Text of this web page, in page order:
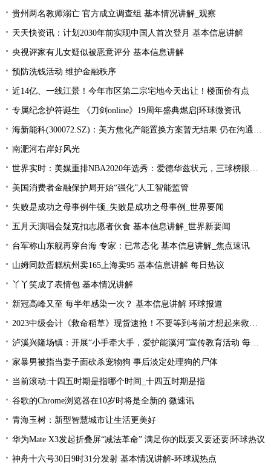
贵州两名教师溺亡 官方成立调查组 基本情况讲解_观察
天天快资讯：计划2030年前实现中国人首次登月 基本信息讲解
央视评家有儿女疑似被恶意评分 基本信息讲解
预防洗钱活动 维护金融秩序
近14亿、一线江景！今年市区第二宗宅地今天出让！楼面价有点
专属纪念护符诞生 《刀剑online》19周年盛典燃启|环球微资讯
海新能科(300072.SZ)：美方焦化产能置换方案暂无结果 仍在沟通过程中|环球观点
南淝河右岸好风光
世界实时：美媒重排NBA2020年选秀：爱德华兹状元，三球榜眼，哈里伯顿探花
美国消费者金融保护局开始“强化”人工智能监管
失败是成功之母事例牛顿_失败是成功之母事例_世界要闻
五月天演唱会疑克扣志愿者伙食 基本信息讲解_世界新要闻
台军称山东舰再穿台海 专家：已常态化 基本信息讲解_焦点速讯
山姆同款蛋糕杭州卖165上海卖95 基本信息讲解 每日热议
丫丫笑成了表情包 基本情况讲解
新冠高峰又至 每半年感染一次？ 基本信息讲解 环球报道
2023中级会计《救命稻草》现货速抢！不要等到考前才想起来救命稻草！
泸溪兴隆场镇：开展“小手牵大手，爱护能溪河”宣传教育活动 每日速读
家暴男被指当妻子面砍杀宠物狗 事后淡定处理狗的尸体
当前滚动:十四五时期是指哪个时间_十四五时期是指
谷歌的Chrome浏览器在10岁时将是全新的 微速讯
青海玉树：新型智慧城市让生活更美好
华为Mate X3发起折叠屏“减法革命” 满足你的既要又要还要|环球热议
神舟十六号30日9时31分发射 基本情况讲解-环球观热点